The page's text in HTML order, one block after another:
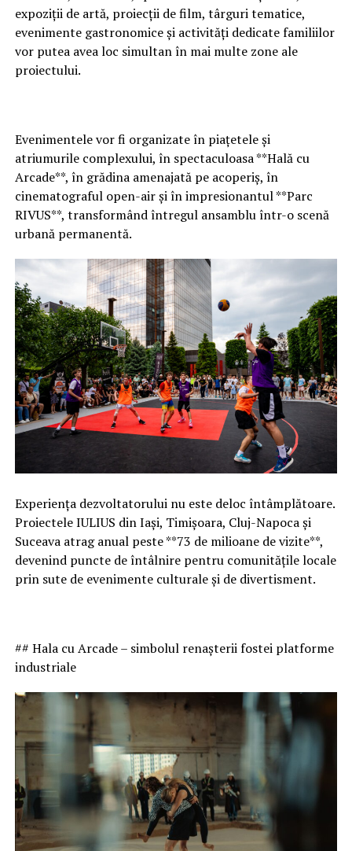
Facebook Comments Box
expoziții de artă, proiecții de film, târguri tematice,
evenimente gastronomice și activități dedicate familiilor
vor putea avea loc simultan în mai multe zone ale
proiectului.
Evenimentele vor fi organizate în piațetele și
atriumurile complexului, în spectaculoasa **Hală cu
Arcade**, în grădina amenajată pe acoperiș, în
cinematograful open-air și în impresionantul **Parc
RIVUS**, transformând întregul ansamblu într-o scenă
urbană permanentă.
Experiența dezvoltatorului nu este deloc întâmplătoare.
Proiectele IULIUS din Iași, Timișoara, Cluj-Napoca și
Suceava atrag anual peste **73 de milioane de vizite**,
devenind puncte de întâlnire pentru comunitățile locale
prin sute de evenimente culturale și de divertisment.
## Hala cu Arcade – simbolul renașterii fostei platforme
industriale